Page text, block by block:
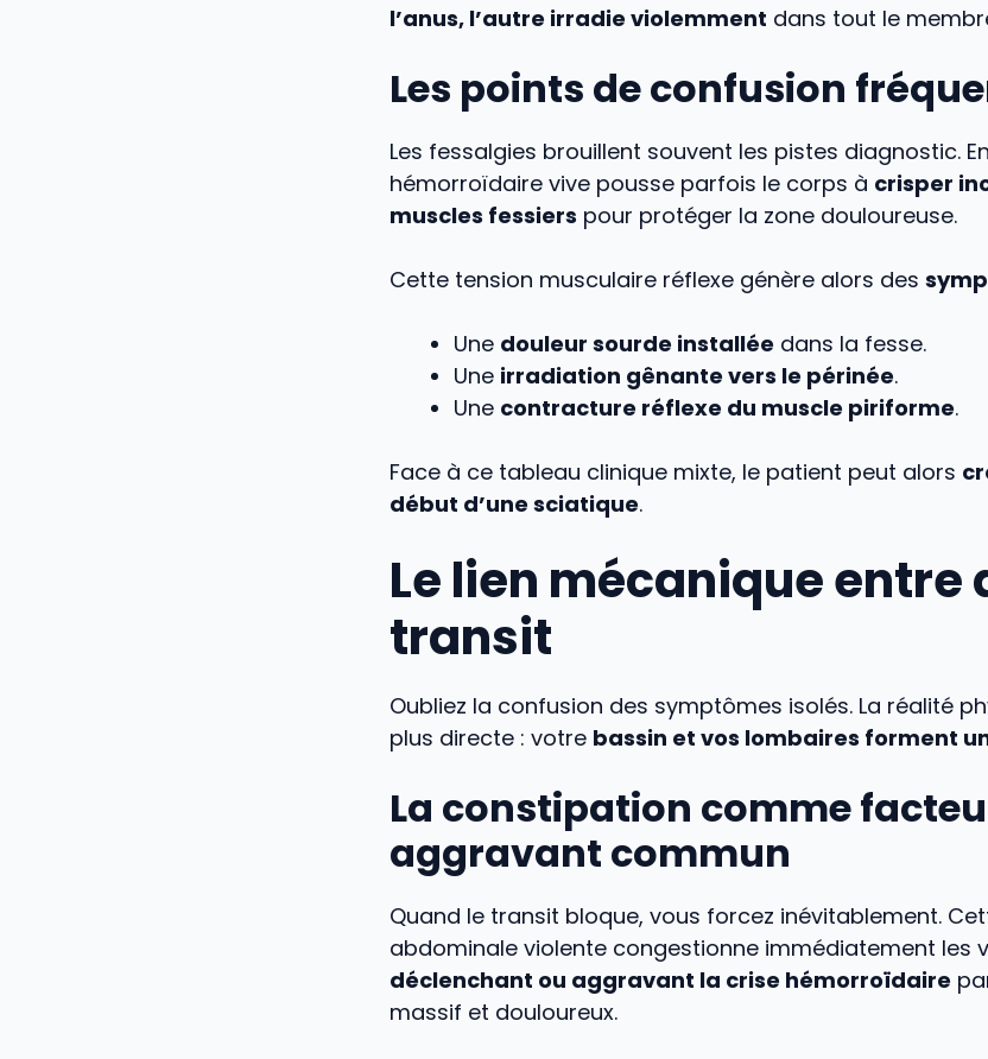
l’anus, l’autre irradie violemment dans tout le
Les points de confusion
Les fessalgies brouillent souvent les pistes diagnostic.
hémorroïdaire vive pousse parfois le corps à crisper
muscles fessiers pour protéger la zone douloureuse.
Cette tension musculaire réflexe génère alors des
Une douleur sourde installée dans la fesse.
Une irradiation gênante vers le périnée.
Une contracture réflexe du muscle piriforme.
Face à ce tableau clinique mixte, le patient peut alors
début d’une sciatique.
Le lien mécanique entre
transit
Oubliez la confusion des symptômes isolés. La réalité
plus directe : votre bassin et vos lombaires forment
La constipation comme
aggravant commun
Quand le transit bloque, vous forcez inévitablement.
abdominale violente congestionne immédiatement les
déclenchant ou aggravant la crise hémorroïdaire
massif et douloureux.